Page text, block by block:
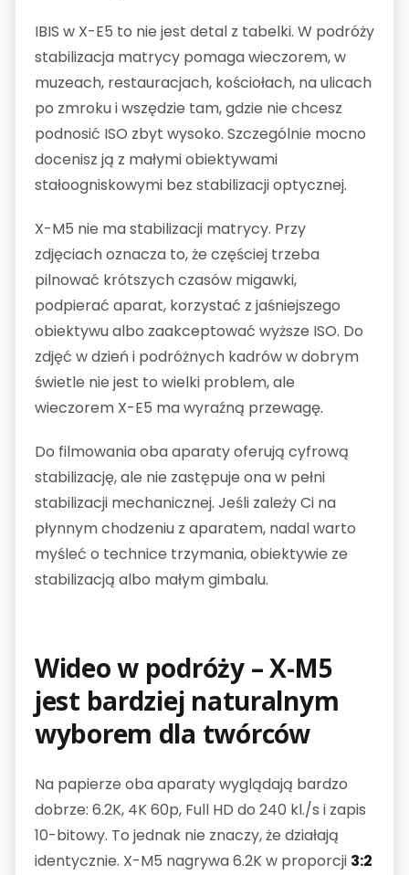
IBIS w X-E5 to nie jest detal z tabelki. W podróży
stabilizacja matrycy pomaga wieczorem, w
muzeach, restauracjach, kościołach, na ulicach
po zmroku i wszędzie tam, gdzie nie chcesz
podnosić ISO zbyt wysoko. Szczególnie mocno
docenisz ją z małymi obiektywami
stałoogniskowymi bez stabilizacji optycznej.
X-M5 nie ma stabilizacji matrycy. Przy
zdjęciach oznacza to, że częściej trzeba
pilnować krótszych czasów migawki,
podpierać aparat, korzystać z jaśniejszego
obiektywu albo zaakceptować wyższe ISO. Do
zdjęć w dzień i podróżnych kadrów w dobrym
świetle nie jest to wielki problem, ale
wieczorem X-E5 ma wyraźną przewagę.
Do filmowania oba aparaty oferują cyfrową
stabilizację, ale nie zastępuje ona w pełni
stabilizacji mechanicznej. Jeśli zależy Ci na
płynnym chodzeniu z aparatem, nadal warto
myśleć o technice trzymania, obiektywie ze
stabilizacją albo małym gimbalu.
Wideo w podróży – X-M5
jest bardziej naturalnym
wyborem dla twórców
Na papierze oba aparaty wyglądają bardzo
dobrze: 6.2K, 4K 60p, Full HD do 240 kl./s i zapis
10-bitowy. To jednak nie znaczy, że działają
identycznie. X-M5 nagrywa 6.2K w proporcji 3:2